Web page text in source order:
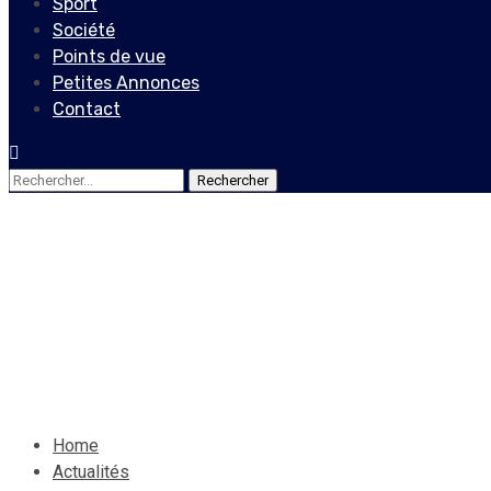
Société
Points de vue
Petites Annonces
Contact
Rechercher :
Home
Actualités